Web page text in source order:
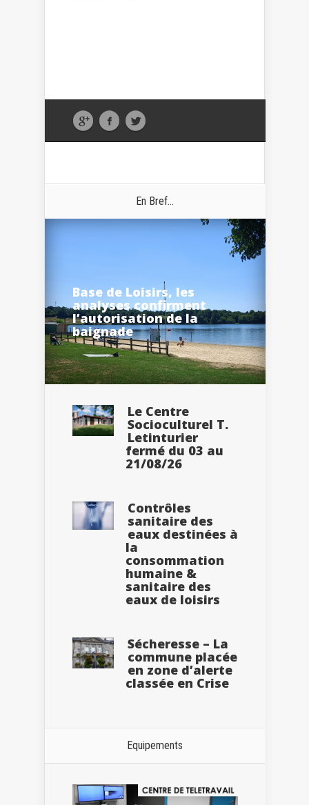
En Bref...
Base de Loisirs, les
analyses confirment
l’autorisation de la
baignade
Le Centre
Socioculturel T.
Letinturier
fermé du 03 au
21/08/26
Contrôles
sanitaire des
eaux destinées à
la
consommation
humaine &
sanitaire des
eaux de loisirs
Sécheresse – La
commune placée
en zone d’alerte
classée en Crise
Equipements